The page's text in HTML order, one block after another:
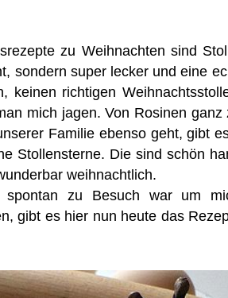
zu Weihnachten sind
sondern super lecker und eine
keinen richtigen
mich jagen. Von Rosinen ganz
Familie ebenso geht, gibt
Stollensterne. Die sind schön
weihnachtlich.
spontan zu Besuch war um
gibt es hier nun heute das